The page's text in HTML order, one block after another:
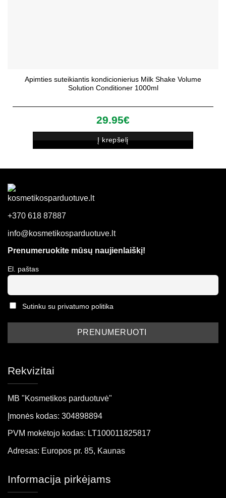
Apimties suteikiantis kondicionierius Milk Shake Volume
Solution Conditioner 1000ml
29.95€
Į krepšelį
+370 618 87887
info@kosmetikosparduotuve.lt
Prenumeruokite mūsų naujienlaiškį!
El. paštas
Sutinku su privatumo politika
Rekvizitai
MB "Kosmetikos parduotuvė"
Įmonės kodas: 304898894
PVM mokėtojo kodas: LT100011825817
Adresas: Europos pr. 85, Kaunas
Informacija pirkėjams